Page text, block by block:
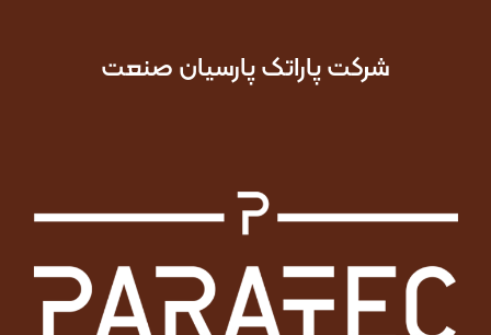
شرکت پاراتک پارسیان صنعت